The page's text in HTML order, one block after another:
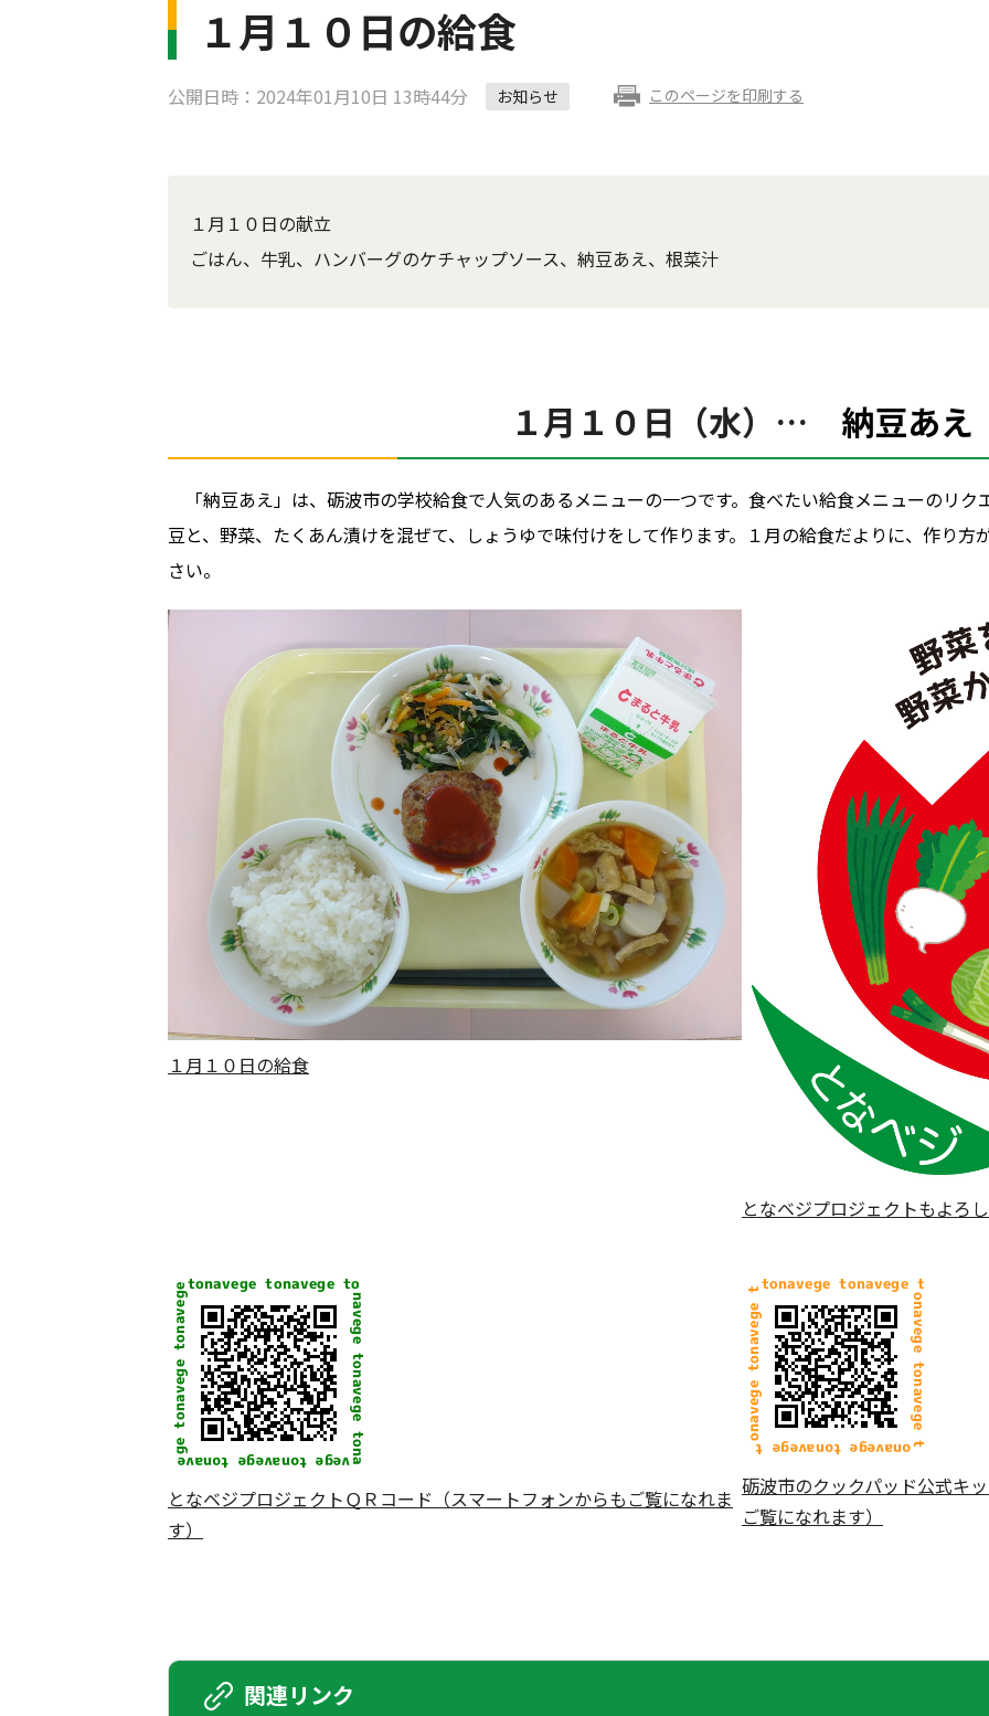
１月１０日の給食
公開日時：2024年01月10日 13時44分 お知らせ このページを印刷する
１月１０日の献立
ごはん、牛乳、ハンバーグのケチャップソース、納豆あえ、根菜汁
１月１０日（水）… 納豆あえ
「納豆あえ」は、砺波市の学校給食で人気のあるメニューの一つです。食べたい給食メニューのリ
豆と、野菜、たくあん漬けを混ぜて、しょうゆで味付けをして作ります。１月の給食だよりに、作り方
さい。
１月１０日の給食
となベジプロジェクトもよろ
となベジプロジェクトＱＲコード（スマートフォンからもご覧になれま
す）
砺波市のクックパッド公式キ
ご覧になれます）
関連リンク